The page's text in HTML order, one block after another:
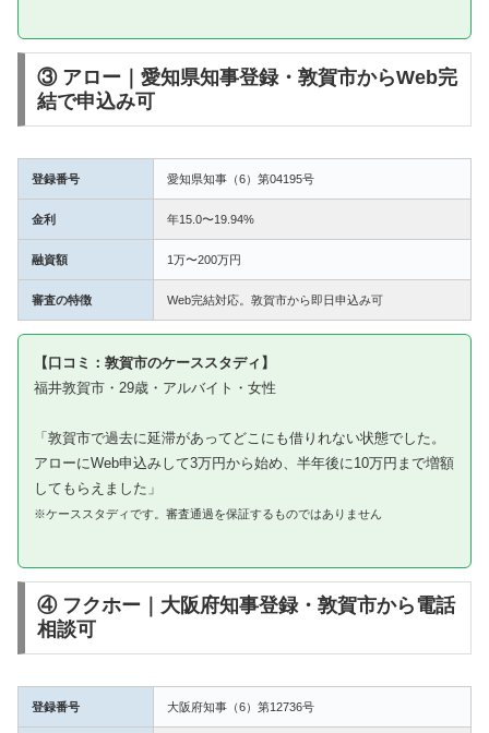
③ アロー｜愛知県知事登録・敦賀市からWeb完
結で申込み可
登録番号 愛知県知事（6）第04195号
金利 年15.0〜19.94%
融資額 1万〜200万円
審査の特徴 Web完結対応。敦賀市から即日申込み可
【口コミ：敦賀市のケーススタディ】
福井敦賀市・29歳・アルバイト・女性
「敦賀市で過去に延滞があってどこにも借りれない状態でした。
アローにWeb申込みして3万円から始め、半年後に10万円まで増額
してもらえました」
※ケーススタディです。審査通過を保証するものではありません
④ フクホー｜大阪府知事登録・敦賀市から電話
相談可
登録番号 大阪府知事（6）第12736号